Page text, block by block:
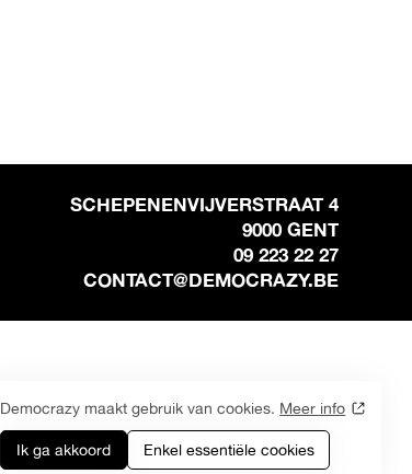
Democrazy maakt gebruik van cookies. Meer info
Ik ga akkoord Enkel essentiële cookies
SCHEPENENVIJVERSTRAAT 4
9000 GENT
09 223 22 27
CONTACT@DEMOCRAZY.BE